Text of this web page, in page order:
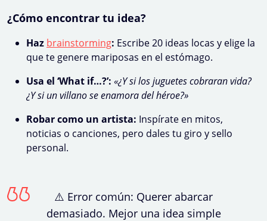
¿Cómo encontrar tu idea?
Haz brainstorming: Escribe 20 ideas locas y elige la
que te genere mariposas en el estómago.
Usa el ‘What if…?’: «¿Y si los juguetes cobraran vida?
¿Y si un villano se enamora del héroe?»
Robar como un artista: Inspírate en mitos,
noticias o canciones, pero dales tu giro y sello
personal.
⚠️ Error común: Querer abarcar
demasiado. Mejor una idea simple